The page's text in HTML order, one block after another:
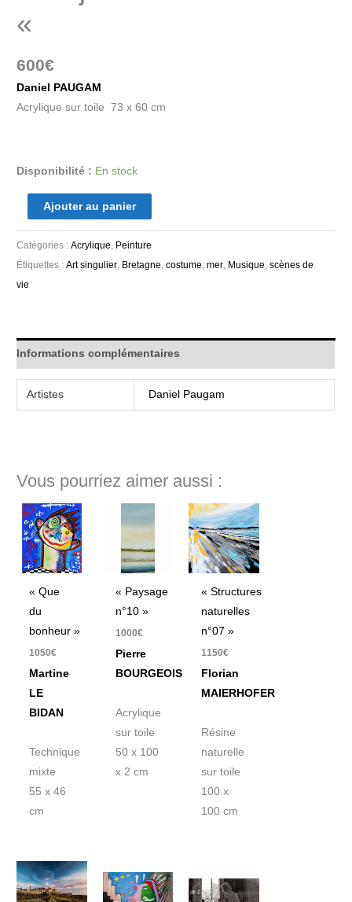
«
600€
Daniel PAUGAM
Acrylique sur toile 73 x 60 cm
Disponibilité : En stock
Ajouter au panier
Catégories :Acrylique, Peinture
Étiquettes :Art singulier, Bretagne,costume,mer, Musique,scènes de
vie
Informations complémentaires
Artistes Daniel Paugam
Vous pourriez aimer aussi :
« Que
du
bonheur »
1050€
Martine
LE
BIDAN
Technique
mixte
55 x 46
cm
« Paysage
n°10 »
1000€
Pierre
BOURGEOIS
Acrylique
sur toile
50 x 100
x 2 cm
« Structures
naturelles
n°07 »
1150€
Florian
MAIERHOFER
Résine
naturelle
sur toile
100 x
100 cm